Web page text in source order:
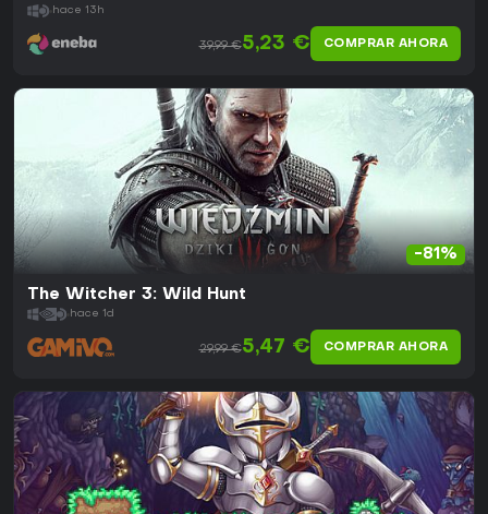
hace 13h
39,99 €5,23 € COMPRAR AHORA
-81%
The Witcher 3: Wild Hunt
hace 1d
29,99 €5,47 € COMPRAR AHORA